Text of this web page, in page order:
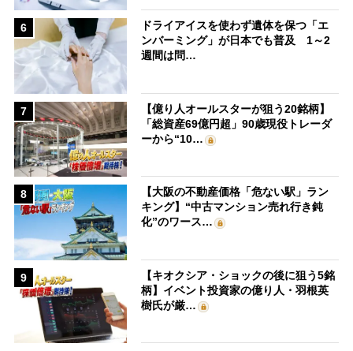
6
ドライアイスを使わず遺体を保つ「エ
ンバーミング」が日本でも普及 1～2
週間は問…
7
【億り人オールスターが狙う20銘柄】
「総資産69億円超」90歳現役トレーダ
ーから“10…
8
【大阪の不動産価格「危ない駅」ラン
キング】“中古マンション売れ行き鈍
化”のワース…
9
【キオクシア・ショックの後に狙う5銘
柄】イベント投資家の億り人・羽根英
樹氏が厳…